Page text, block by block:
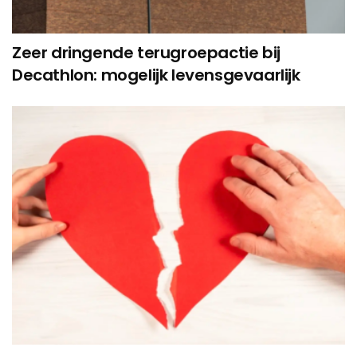
Zeer dringende terugroepactie bij
Decathlon: mogelijk levensgevaarlijk